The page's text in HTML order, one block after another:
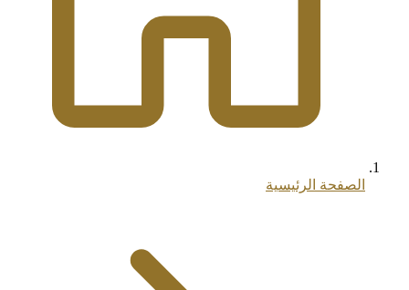
الصفحة الرئيسية